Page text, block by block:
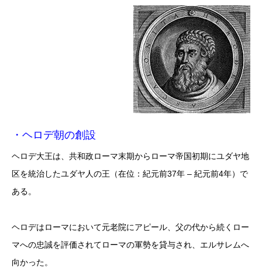
・ヘロデ朝の創設
ヘロデ大王は、共和政ローマ末期からローマ帝国初期にユダヤ地
区を統治したユダヤ人の王（在位：紀元前37年 – 紀元前4年）で
ある。
ヘロデはローマにおいて元老院にアピール、父の代から続くロー
マへの忠誠を評価されてローマの軍勢を貸与され、エルサレムへ
向かった。